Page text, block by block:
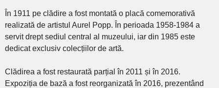
În 1911 pe clădire a fost montată o placă comemorativă
realizată de artistul Aurel Popp. În perioada 1958-1984 a
servit drept sediul central al muzeului, iar din 1985 este
dedicat exclusiv colecțiilor de artă.
Clădirea a fost restaurată parțial în 2011 și în 2016.
Expoziția de bază a fost reorganizată în 2016, prezentând